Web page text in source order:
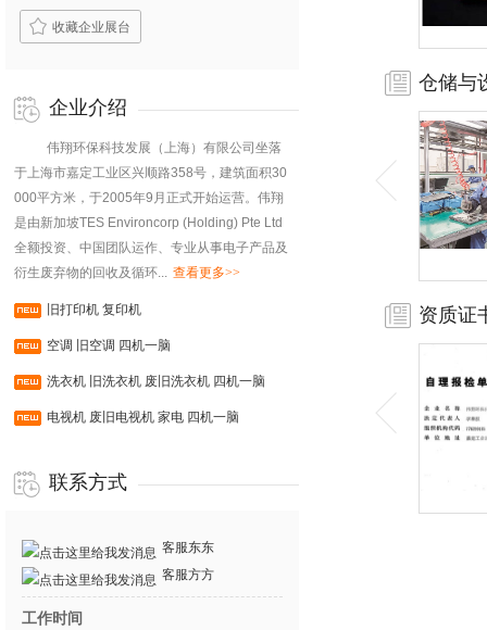
收藏企业展台
企业介绍
伟翔环保科技发展（上海）有限公司坐落
于上海市嘉定工业区兴顺路358号，建筑面积30
000平方米，于2005年9月正式开始运营。伟翔
是由新加坡TES Environcorp (Holding) Pte Ltd
全额投资、中国团队运作、专业从事电子产品及
衍生废弃物的回收及循环... 查看更多>>
旧打印机 复印机
空调 旧空调 四机一脑
洗衣机 旧洗衣机 废旧洗衣机 四机一脑
电视机 废旧电视机 家电 四机一脑
联系方式
客服东东
客服方方
工作时间
仓储与
资质证